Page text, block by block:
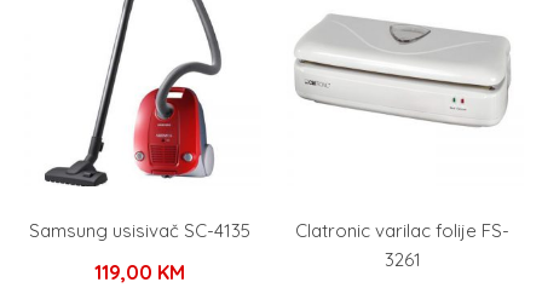
Samsung usisivač SC-4135
119,00 KM
Clatronic varilac folije FS-
3261